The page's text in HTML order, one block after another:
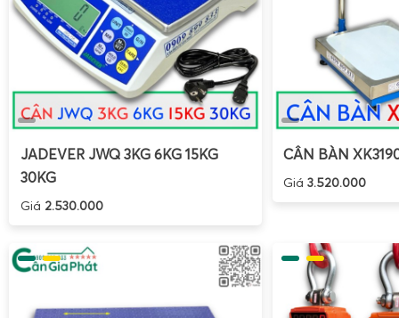
JADEVER JWQ 3KG 6KG 15KG
30KG
Giá 2.530.000
CÂN BÀN
Giá3.520.000